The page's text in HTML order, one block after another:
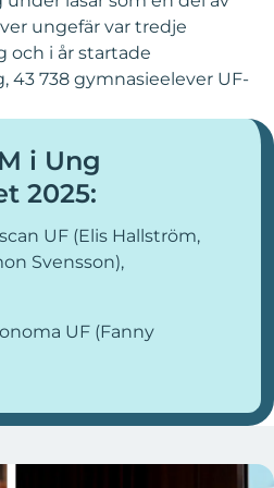
ungefär var tredje
och i år startade
43 738 gymnasieelever UF-
i Ung
2025:
UF (Elis Hallström,
Svensson),
UF (Fanny
Jönköping
UF-företag:Getout UF
Walder, Ludvig
Skåne